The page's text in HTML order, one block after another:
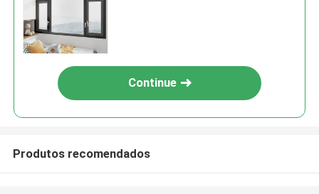
Continue
Produtos recomendados